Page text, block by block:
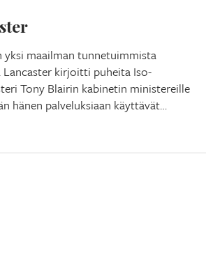
yksi maailman tunnetuimmista
kirjoitti puheita Iso-
Tony Blairin kabinetin ministereille
hänen palveluksiaan käyttävät…